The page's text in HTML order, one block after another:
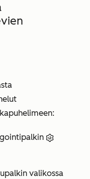
valikossa